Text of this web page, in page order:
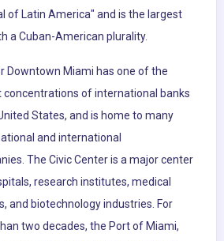
of Latin America" and is the largest
a Cuban-American plurality.
Downtown Miami has one of the
concentrations of international banks
States, and is home to many
and international
The Civic Center is a major center
research institutes, medical
and biotechnology industries. For
two decades, the Port of Miami,